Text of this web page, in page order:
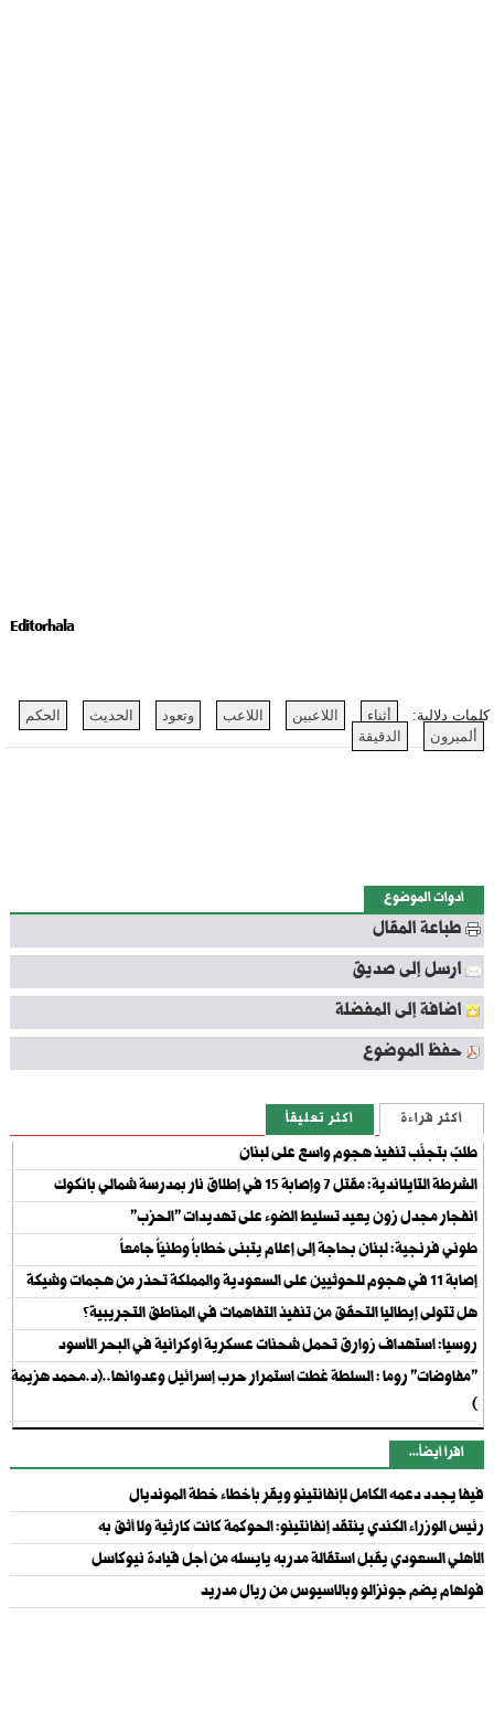
Editorhala
كلمات دلالية: أثناء اللاعبين اللاعب وتعود الحديث
الحكم
ألميرون
الدقيقة
أدوات الموضوع
طباعة المقال
ارسل إلى صديق
اضافة إلى المفضلة
حفظ الموضوع
أكثر قراءة أكثر تعليقاً
طلبٌ بتجنّب تنفيذ هجوم واسع على لبنان
الشرطة التايلاندية: مقتل 7 وإصابة 15 في إطلاق نار بمدرسة شمالي بانكوك
انفجار مجدل زون يعيد تسليط الضوء على تهديدات "الحزب"
طوني فرنجية: لبنان بحاجة إلى إعلام يتبنى خطاباً وطنيّاً جامعاً
إصابة 11 في هجوم للحوثيين على السعودية والمملكة تحذر من هجمات وشيكة
هل تتولى إيطاليا التحقق من تنفيذ التفاهمات في المناطق التجريبية؟
روسيا: استهداف زوارق تحمل شحنات عسكرية أوكرانية في البحر الأسود
"مفاوضات" روما : السلطة غطت استمرار حرب إسرائيل وعدوانها..(د.محمد هزيمة
)
اقرأ أيضاً...
فيفا يجدد دعمه الكامل لإنفانتينو ويقر بأخطاء خطة المونديال
رئيس الوزراء الكندي ينتقد إنفانتينو: الحوكمة كانت كارثية ولا أثق به
الأهلي السعودي يقبل استقالة مدربه يايسله من أجل قيادة نيوكاسل
فولهام يضم جونزالو وبالاسيوس من ريال مدريد